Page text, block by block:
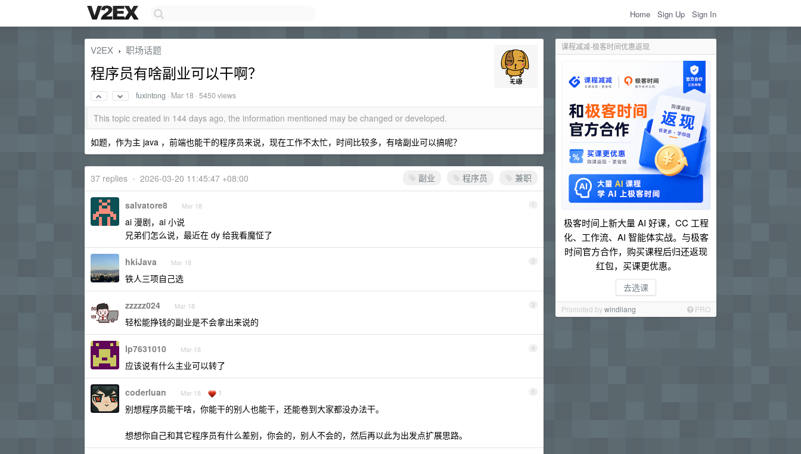
Home Sign Up Sign In
课程减减-极客时间优惠返现
极客时间上新大量 AI 好课，CC 工程
化、工作流、AI 智能体实战。与极客
时间官方合作，购买课程后归还返现
红包，买课更优惠。
去选课
Promoted bywindliang PRO
V2EX › 职场话题
程序员有啥副业可以干啊？
fuxintong · Mar 18 · 5450 views
This topic created in 144 days ago, the information mentioned may be changed or developed.
如题，作为主 java ，前端也能干的程序员来说，现在工作不太忙，时间比较多，有啥副业可以搞呢？
副业 程序员 兼职
37 replies • 2026-03-20 11:45:47 +08:00
1
salvatore8 Mar 18
ai 漫剧，ai 小说
兄弟们怎么说，最近在 dy 给我看魔怔了
2
hkiJava Mar 18
铁人三项自己选
3
zzzzz024 Mar 18
轻松能挣钱的副业是不会拿出来说的
4
lp7631010 Mar 18
应该说有什么主业可以转了
5
coderluan Mar 18 1
别想程序员能干啥，你能干的别人也能干，还能卷到大家都没办法干。
想想你自己和其它程序员有什么差别，你会的，别人不会的，然后再以此为出发点扩展思路。